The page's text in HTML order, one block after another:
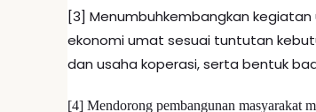
[3] Menumbuhkembangkan
ekonomi umat sesuai tuntutan
dan usaha koperasi, serta bentuk
[4] Mendorong pembangunan masyarakat